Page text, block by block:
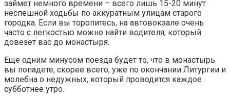
займет немного времени – всего лишь 15-20 минут
неспешной ходьбы по аккуратным улицам старого
городка. Если вы торопитесь, на автовокзале очень
часто с легкостью можно найти водителя, который
довезет вас до монастыря.
Еще одним минусом поезда будет то, что в монастырь
вы попадете, скорее всего, уже по окончании Литургии и
молебна о недужных, который проводится каждое
субботнее утро.